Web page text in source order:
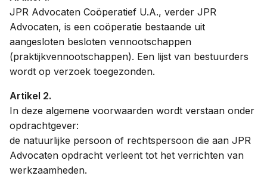
Contact
JPR Advocaten Coöperatief U.A., verder JPR
Advocaten, is een coöperatie bestaande uit
aangesloten besloten vennootschappen
(praktijkvennootschappen). Een lijst van bestuurders
wordt op verzoek toegezonden.
Artikel 2.
In deze algemene voorwaarden wordt verstaan onder
opdrachtgever:
de natuurlijke persoon of rechtspersoon die aan JPR
Advocaten opdracht verleent tot het verrichten van
werkzaamheden.